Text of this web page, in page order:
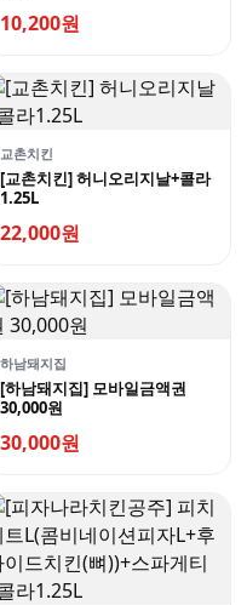
10,200원
교촌치킨
[교촌치킨] 허니오리지날+콜라
1.25L
22,000원
하남돼지집
[하남돼지집] 모바일금액권
30,000원
30,000원